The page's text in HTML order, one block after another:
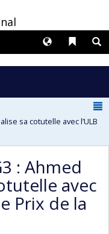
Liens
Langues
sa cotutelle avec l’ULB
: Ahmed
avec
Prix de la